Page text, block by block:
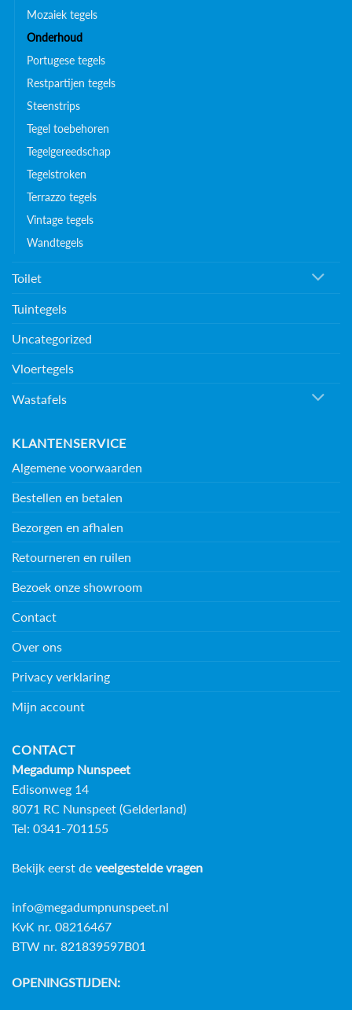
Mozaiek tegels
Onderhoud
Portugese tegels
Restpartijen tegels
Steenstrips
Tegel toebehoren
Tegelgereedschap
Tegelstroken
Terrazzo tegels
Vintage tegels
Wandtegels
Toilet
Tuintegels
Uncategorized
Vloertegels
Wastafels
KLANTENSERVICE
Algemene voorwaarden
Bestellen en betalen
Bezorgen en afhalen
Retourneren en ruilen
Bezoek onze showroom
Contact
Over ons
Privacy verklaring
Mijn account
CONTACT
Megadump Nunspeet
Edisonweg 14
8071 RC Nunspeet (Gelderland)
Tel: 0341-701155
Bekijk eerst de veelgestelde vragen
info@megadumpnunspeet.nl
KvK nr. 08216467
BTW nr. 821839597B01
OPENINGSTIJDEN: